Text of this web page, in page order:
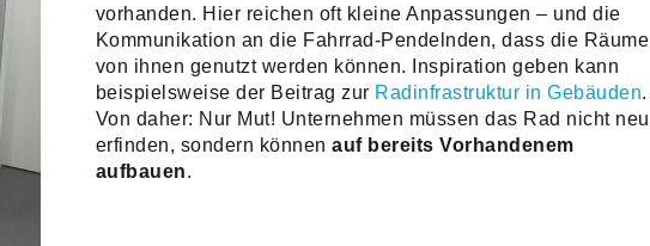
vorhanden. Hier reichen oft kleine Anpassungen – und die
Kommunikation an die Fahrrad-Pendelnden, dass die Räume
von ihnen genutzt werden können. Inspiration geben kann
beispielsweise der Beitrag zur Radinfrastruktur in Gebäuden.
Von daher: Nur Mut! Unternehmen müssen das Rad nicht neu
erfinden, sondern könnenauf bereits Vorhandenem
aufbauen.